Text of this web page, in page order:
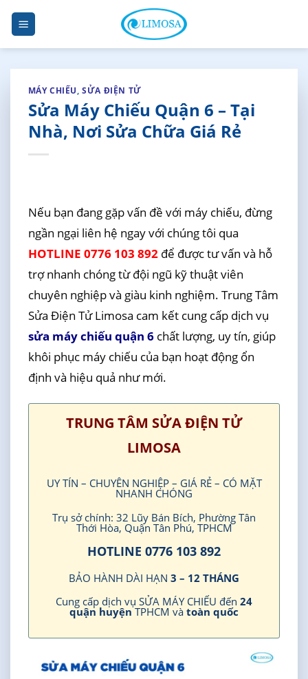
Skip
content
MÁY CHIẾU,SỬA ĐIỆN TỬ
Sửa Máy Chiếu Quận 6 – Tại
Nhà, Nơi Sửa Chữa Giá Rẻ
Nếu bạn đang gặp vấn đề với máy chiếu, đừng
ngần ngại liên hệ ngay với chúng tôi qua
HOTLINE 0776 103 892để được tư vấn và hỗ
trợ nhanh chóng từ đội ngũ kỹ thuật viên
chuyên nghiệp và giàu kinh nghiệm. Trung Tâm
Sửa Điện Tử Limosa cam kết cung cấp dịch vụ
sửa máy chiếu quận 6chất lượng, uy tín, giúp
khôi phục máy chiếu của bạn hoạt động ổn
định và hiệu quả như mới.
TRUNG TÂM SỬA ĐIỆN TỬ
LIMOSA
UY TÍN – CHUYÊN NGHIỆP – GIÁ RẺ – CÓ MẶT
NHANH CHÓNG
Trụ sở chính: 32 Lũy Bán Bích, Phường Tân
Thới Hòa, Quận Tân Phú, TPHCM
HOTLINE 0776 103 892
BẢO HÀNH DÀI HẠN 3 – 12 THÁNG
Cung cấp dịch vụ SỬA MÁY CHIẾU đến 24
quận huyệnTPHCM và toàn quốc